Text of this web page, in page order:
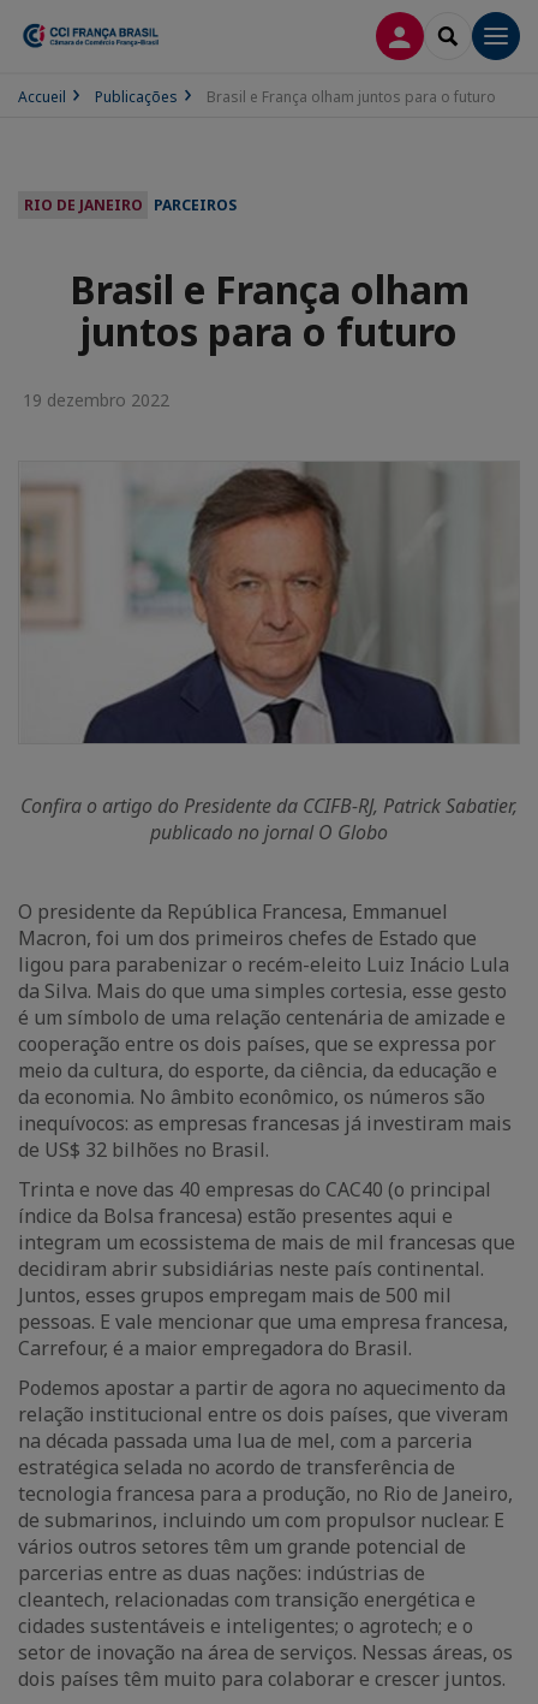
CONEXÃOSEARCH
Accueil Publicações Brasil e França olham juntos para o futuro
RIO DE JANEIRO PARCEIROS
Brasil e França olham
juntos para o futuro
19 dezembro 2022
Confira o artigo do Presidente da CCIFB-RJ, Patrick Sabatier,
publicado no jornal O Globo
O presidente da República Francesa, Emmanuel
Macron, foi um dos primeiros chefes de Estado que
ligou para parabenizar o recém-eleito Luiz Inácio Lula
da Silva. Mais do que uma simples cortesia, esse gesto
é um símbolo de uma relação centenária de amizade e
cooperação entre os dois países, que se expressa por
meio da cultura, do esporte, da ciência, da educação e
da economia. No âmbito econômico, os números são
inequívocos: as empresas francesas já investiram mais
de US$ 32 bilhões no Brasil.
Trinta e nove das 40 empresas do CAC40 (o principal
índice da Bolsa francesa) estão presentes aqui e
integram um ecossistema de mais de mil francesas que
decidiram abrir subsidiárias neste país continental.
Juntos, esses grupos empregam mais de 500 mil
pessoas. E vale mencionar que uma empresa francesa,
Carrefour, é a maior empregadora do Brasil.
Podemos apostar a partir de agora no aquecimento da
relação institucional entre os dois países, que viveram
na década passada uma lua de mel, com a parceria
estratégica selada no acordo de transferência de
tecnologia francesa para a produção, no Rio de Janeiro,
de submarinos, incluindo um com propulsor nuclear. E
vários outros setores têm um grande potencial de
parcerias entre as duas nações: indústrias de
cleantech, relacionadas com transição energética e
cidades sustentáveis e inteligentes; o agrotech; e o
setor de inovação na área de serviços. Nessas áreas, os
dois países têm muito para colaborar e crescer juntos.